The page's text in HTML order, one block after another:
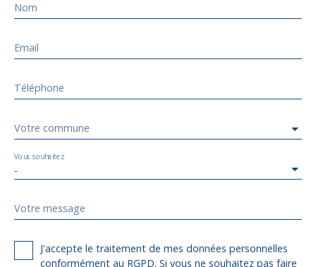
Nom
Email
Téléphone
Votre commune
-
Vous souhaitez
Votre message
J'accepte le traitement de mes données personnelles
conformément au RGPD. Si vous ne souhaitez pas faire